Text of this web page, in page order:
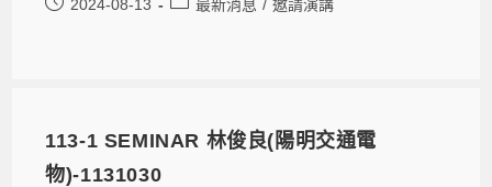
2024-08-13 最新消息 / 邀請演講
113-1 SEMINAR 林俊良(陽明交通電
物)-1131030